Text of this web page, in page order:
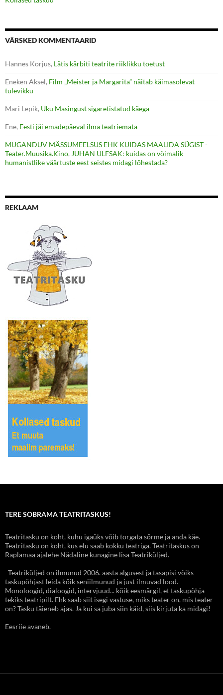
VÄRSKED KOMMENTAARID
Hannes Korjus, Lätis kärbiti teatrite riiklikku toetust
Eneken Aksel, Film „Meister ja Margarita” näitab käimasolevat
tulevikku
Mari Lepik, Uku Masingust sigaretistatud käega
Ene, Eesti jäi emadepäeval ilma teatriemata
MUGANDUV MÄSSUMEELSUS EHK KUIDAS MAALIDA SÜGIST -
Teater.Muusika.Kino, JUHAN ULFSAK: kuidas on võimalik
humanistlike väärtuste eest seistes midagi lõhestada?
REKLAAM
TERE SOBRAMA TEATRITASKUS!
Teatritasku on koht, kuhu igaüks võib torgata sõrme ja anda käe.
Teatritasku on koht, kus elu saab kokku teatriga. Teatritaskus on
Raplamaa ajalehe Nädaline kunagine lisa Teatriküljed.
Teatriküljed on ilmunud 2006. aasta algusest ja tasapisi võiks
taskupõhjast leida kõik seniilmunud ja just ilmuvad lood.
Monoloogid, dialoogid, intervjuud... kõik eesmärgil, et taskupõhja
tekiks teatripilt. Ehk saab siit isegi vastuse, miks teater on, mis teater
on? Tasku täieneb ajas. Ja kui sa juba siin käid, siis kirjuta ka midagi!
Eesriie avaneb.